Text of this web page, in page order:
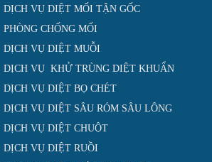
DỊCH VỤ DIỆT MỐI TẬN GỐC
PHÒNG CHỐNG MỐI
DỊCH VỤ DIỆT MUỖI
DỊCH VỤ KHỬ TRÙNG DIỆT KHUẨN
DỊCH VỤ DIỆT BỌ CHÉT
DỊCH VỤ DIỆT SÂU RÓM SÂU LÔNG
DỊCH VỤ DIỆT CHUỘT
DỊCH VỤ DIỆT RUỒI